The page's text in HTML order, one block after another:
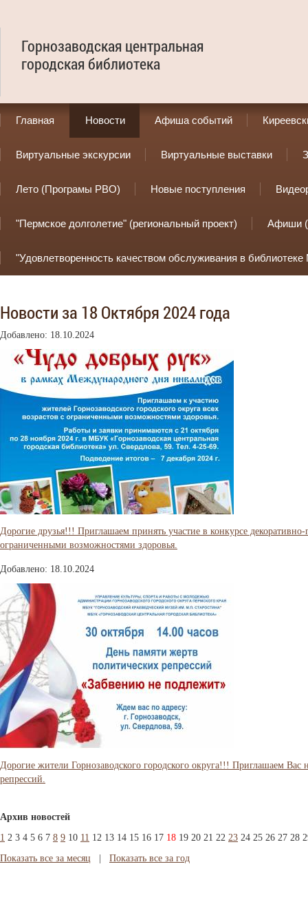
Горнозаводская центральная
городская библиотека
Главная Новости Афиша событий
Виртуальные экскурсии Виртуальные выставки
Лето (Програмы РВО) Новые поступления
"Пермское долголетие" (региональный проект) Афиши
"Удовлетворенность качеством обслуживания в
Новости за 18 Октября 2024 года
Добавлено: 18.10.2024
Дорогие друзья!!! Приглашаем принять участие в конкурсе
ограниченными возможностями здоровья.
Добавлено: 18.10.2024
Дорогие жители Горнозаводского городского округа!!! Приглашаем
репрессий.
Архив новостей
1 2 3 4 5 6 7 8 9 10 11 12 13 14 15 16 17 18 19 20 21 22 23 24 25 26 27 28
Показать все за месяц
Показать все за год